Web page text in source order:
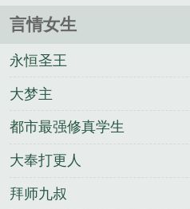
言情女生
永恒圣王
大梦主
都市最强修真学生
大奉打更人
拜师九叔